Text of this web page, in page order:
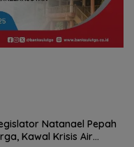
Natanael Pepah
Kawal Krisis Air